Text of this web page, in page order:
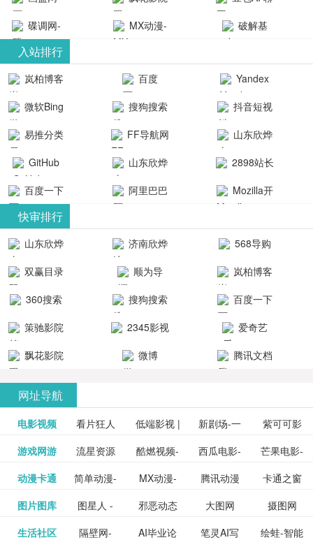
剧、动漫和
综艺节目免
费观看。平
台内容丰
富，更新快
速，支持在
线观看，满
足各类影迷
需求，提供
无广告、高
清流畅的观
影体验。
导航网-免费
看电影就来
这！收录大
量免费看电
影网站！
最新电影网
站-41影视为
成全短剧电
视剧、电视
剧大全、好
看的电视
剧、最新的
电影在线观
看，神马影
最新好看的
剧片、爱情
片、搞笑片
等全新电
影，是影
官网-最新影
视资源|追剧
也很卷
源免费在线
观看
画师联盟官
网
_huashilm.com_
动漫综合
网
天智能对话
网页版入口
碟调网-
碟调网为您
提供最新电
视剧和2025
年最新电影
的在线观
看，快来碟
调电影网在
线观看最新
热门影视作
MX动漫-
漫免费在线
观看
破解基
整合当前互
联网最新最
全最优质的
软件免费下
载、资源免
费共享、技
术教程学习
台！整合破
合破解游
戏、整合安
卓破解软件
分享与下
载！旨在打
件共享站、
资源
入站排行
岚柏博客 百度
Yandex
搜索
微软Bing
搜狗搜索
引擎
抖音短视
频
易推分类
目录网
FF导航网
山东欣烨
化工有限公
GitHub
山东欣烨
生物科技有
2898站长
资源平台
百度一下
阿里巴巴
Mozilla开
快审排行
山东欣烨
生物科技有
济南欣烨
科技有限公
568导购
网
双赢目录
顺为导
航-办公运营
岚柏博客
360搜索
搜狗搜索
百度一下
策驰影院
2345影视
大全
爱奇艺
VIP会员
飘花影院
微博 腾讯文档
网址导航
电影视频 看片狂人 低端影视 |
免费高清
在线电影
新剧场-一
个网盘资
源分享小
紫可可影
视-紫可可,
免费提供
泡剧网_最
新电视剧
免费在线
更多>>
游戏网游 流星资源
网-流星蝴
蝶剑官网
酷燃视频-
致力于打
造中国领
西瓜电影-
西瓜视频
网站电影
芒果电影-
芒果TV网
站电影频
豆瓣电影-
豆瓣电影
更多>>
动漫卡通 简单动漫-
日本动画
MX动漫-
最新最全
腾讯动漫
频道
卡通之窗
三毛漫画
网
更多>>
图片图库 图星人 -
设计图片
邪恶动态
图片大全
大图网
摄图网
图行天下
更多>>
生活社区 隔壁网- AI毕业论 笔灵AI写 绘蛙-智能